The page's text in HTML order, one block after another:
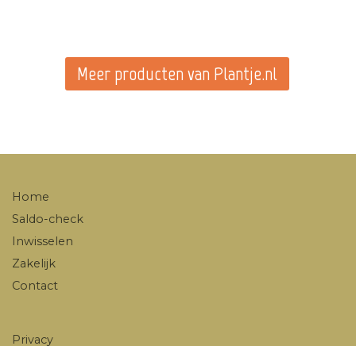
Meer producten van Plantje.nl
Home
Saldo-check
Inwisselen
Zakelijk
Contact
Privacy